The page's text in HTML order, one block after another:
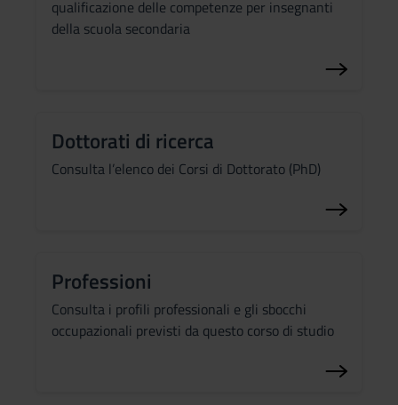
qualificazione delle competenze per insegnanti
della scuola secondaria
Dottorati di ricerca
Consulta l’elenco dei Corsi di Dottorato (PhD)
Professioni
Consulta i profili professionali e gli sbocchi
occupazionali previsti da questo corso di studio